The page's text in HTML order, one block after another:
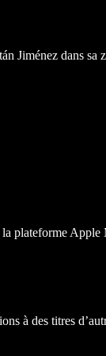
Jiménez dans
la plateforme
à des titres